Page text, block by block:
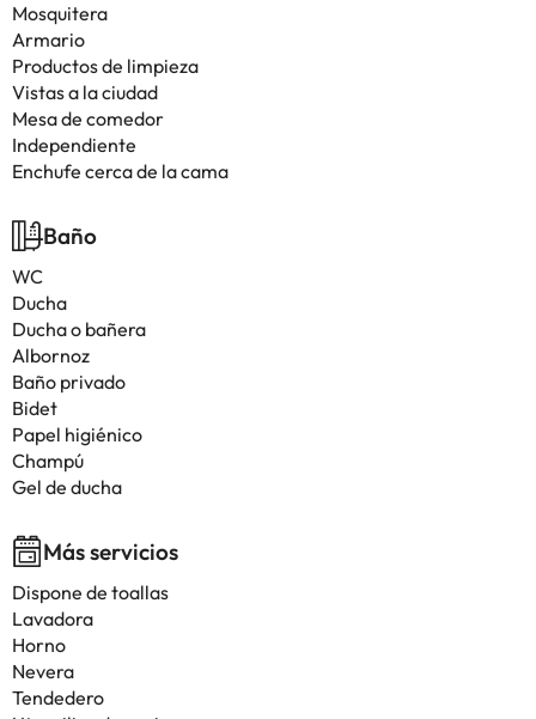
Mosquitera
Armario
Productos de limpieza
Vistas a la ciudad
Mesa de comedor
Independiente
Enchufe cerca de la cama
Baño
WC
Ducha
Ducha o bañera
Albornoz
Baño privado
Bidet
Papel higiénico
Champú
Gel de ducha
Más servicios
Dispone de toallas
Lavadora
Horno
Nevera
Tendedero